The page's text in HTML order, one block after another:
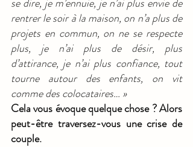
rentrer le soir à la maison, on n’a plus de
projets en commun, on ne se respecte
plus, je n’ai plus de désir, plus
d’attirance, je n’ai plus confiance, tout
tourne autour des enfants, on vit
comme des colocataires… »
Cela vous évoque quelque chose ? Alors
peut-être traversez-vous une crise de
couple.